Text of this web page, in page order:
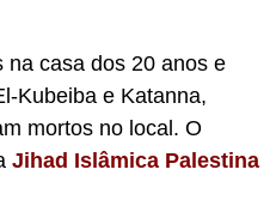
na casa dos 20 anos e
Kubeiba e Katanna,
mortos no local. O
Jihad Islâmica Palestina